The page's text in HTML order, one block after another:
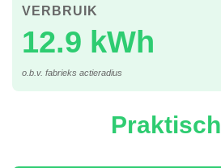
12.9 kWh
VERBRUIK
o.b.v. fabrieks actieradius
Praktisch